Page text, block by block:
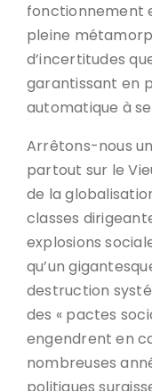
fonctionnement
pleine
d’incertitudes
garantissant en
automatique à
Arrêtons-nous
partout sur le
de la
classes
explosions
qu’un
destruction
des « pactes
engendrent en
nombreuses